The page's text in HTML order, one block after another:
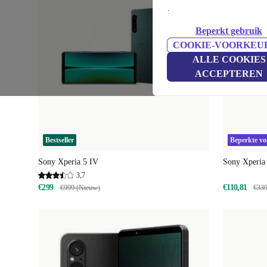
.
Beperkt gebruik
COOKIE-
ALLE COOKIES
ACCEPTEREN
Bestseller
Sony Xperia 5 IV
3,7
€299 €999 (Nieuw)
Beperkte
Sony Xperia
€110,81